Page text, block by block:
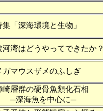
集「深海環境と生物」
河湾はどうやってできたか？
ガマウスザメのふしぎ
崎層群の硬骨魚類化石相
深海魚を中心に─